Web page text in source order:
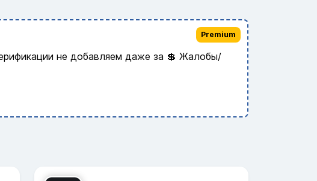
не добавляем даже за 💲 Жалобы/
Premium